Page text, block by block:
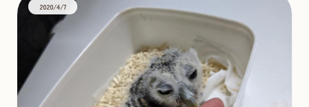
2020/4/7